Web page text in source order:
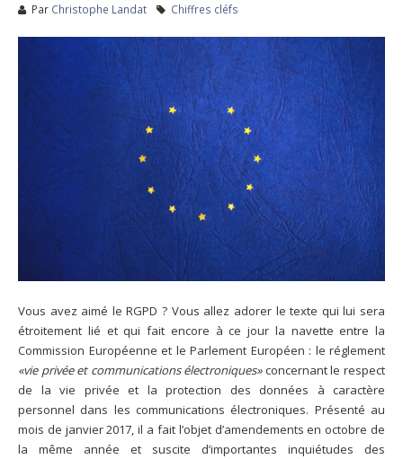
Par Christophe Landat Chiffres cléfs
Vous avez aimé le RGPD ? Vous allez adorer le texte qui lui sera
étroitement lié et qui fait encore à ce jour la navette entre la
Commission Européenne et le Parlement Européen : le réglement
«vie privée et communications électroniques»concernant le respect
de la vie privée et la protection des données à caractère
personnel dans les communications électroniques. Présenté au
mois de janvier 2017, il a fait l’objet d’amendements en octobre de
la même année et suscite d’importantes inquiétudes des